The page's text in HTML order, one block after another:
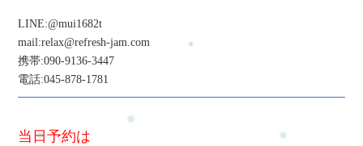
LINE:@mui1682t
mail:relax@refresh-jam.com
携帯:090-9136-3447
電話:045-878-1781
当日予約は